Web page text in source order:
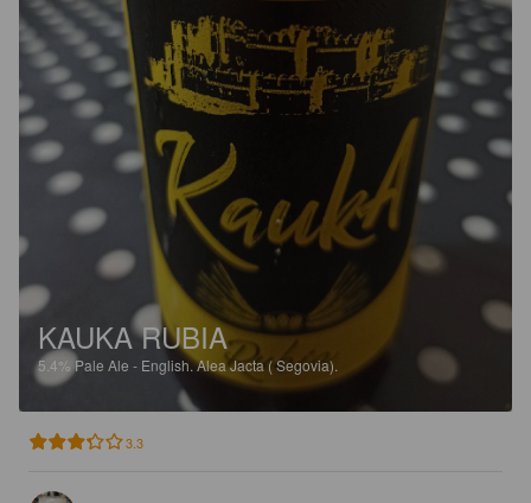
KAUKA RUBIA
5.4% Pale Ale - English.Alea Jacta ( Segovia).
3.3